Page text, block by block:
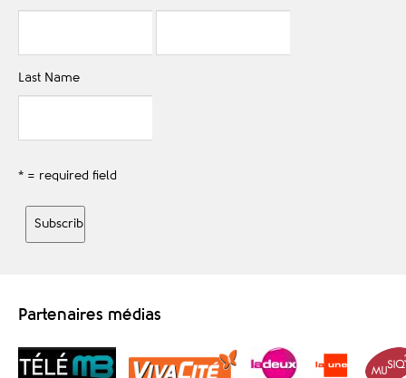
Last Name
* = required field
Partenaires médias